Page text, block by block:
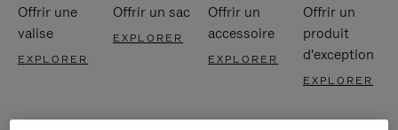
Offrir une
valise
EXPLORER
Offrir un sac
EXPLORER
Offrir un
accessoire
EXPLORER
Offrir un
produit
d'exception
EXPLORER